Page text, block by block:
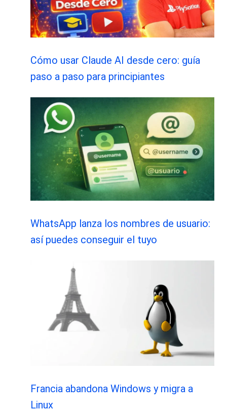
Cómo usar Claude AI desde cero: guía
paso a paso para principiantes
WhatsApp lanza los nombres de usuario:
así puedes conseguir el tuyo
Francia abandona Windows y migra a
Linux